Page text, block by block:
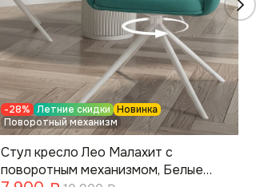
-28% Летние скидки Новинка
Поворотный механизм
Стул кресло Лео Малахит с
поворотным механизмом, Белые